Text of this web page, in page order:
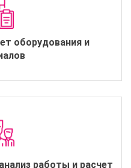
оборудования и
работы и расчет